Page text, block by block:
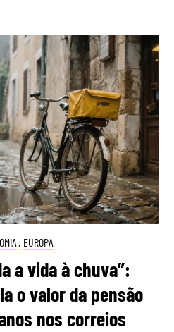
, EUROPA
a vida à chuva”:
o valor da pensão
nos correios